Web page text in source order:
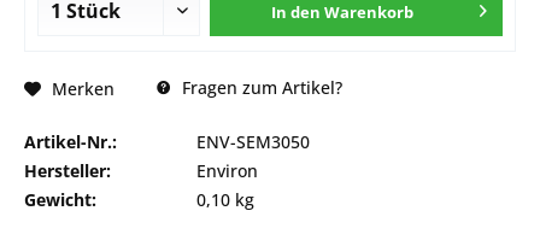
In den Warenkorb
Merken Fragen zum Artikel?
Artikel-Nr.:
ENV-SEM3050
Hersteller:
Environ
Gewicht:
0,10 kg